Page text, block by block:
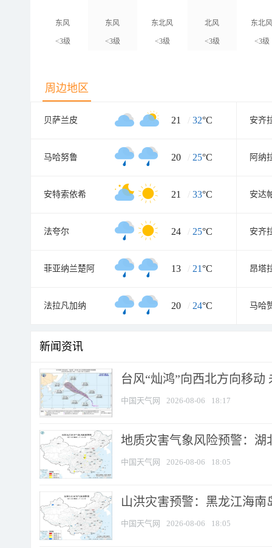
东风
<3级
东风
<3级
东北风
<3级
北风
<3级
东北
<3级
周边地区
贝萨兰皮 21 / 32°C 安齐
马哈努鲁 20 / 25°C 阿纳
安特索依希 21 / 33°C 安达
法夸尔 24 / 25°C 安齐
菲亚纳兰楚阿 13 / 21°C 昂塔
法拉凡加纳 20 / 24°C 马哈
新闻资讯
台风“灿鸿”向西北方向移动
中国天气网 2026-08-06 18:17
地质灾害气象风险预警：湖
中国天气网 2026-08-06 18:05
山洪灾害预警：黑龙江海
中国天气网 2026-08-06 18:05